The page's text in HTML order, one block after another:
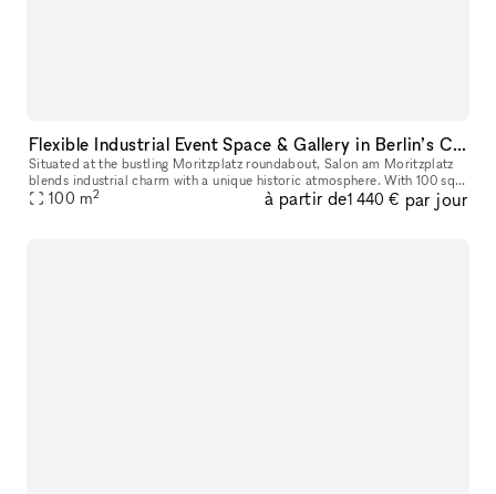
Flexible Industrial Event Space & Gallery in Berlin’s Creative Quarter: Moritzplatz, Kreuzberg
Situated at the bustling Moritzplatz roundabout, Salon am Moritzplatz
blends industrial charm with a unique historic atmosphere. With 100 sq.
m. of adaptable space, expansive south-facing windows ov
100 m2 à partir de1 440 € par jour